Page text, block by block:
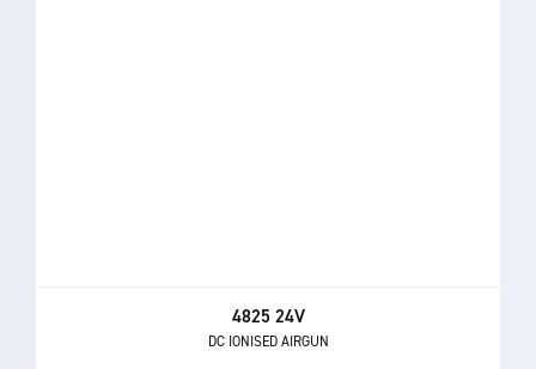
4825 24V
DC IONISED AIRGUN